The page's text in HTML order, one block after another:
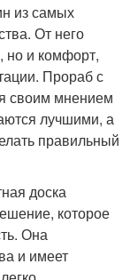
из самых
От него
но и комфорт,
Прораб с
своим мнением
лучшими, а
правильный
доска
которое
Она
и имеет